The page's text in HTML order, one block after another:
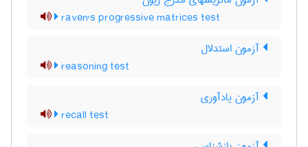
raven's progressive matrices test
آزمون استدلال
reasoning test
آزمون یادآوری
recall test